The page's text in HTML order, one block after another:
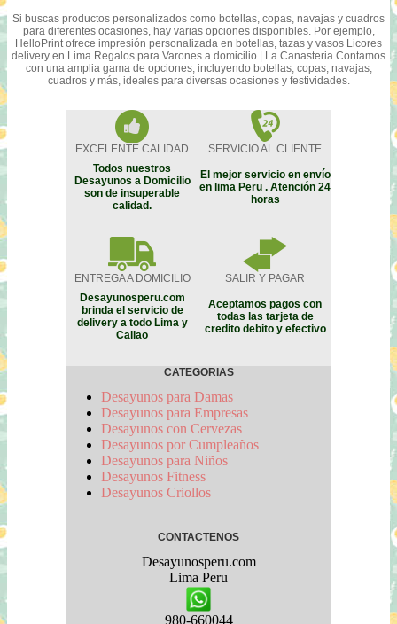
Si buscas productos personalizados como botellas, copas, navajas y cuadros
para diferentes ocasiones, hay varias opciones disponibles. Por ejemplo,
HelloPrint ofrece impresión personalizada en botellas, tazas y vasos Licores
delivery en Lima Regalos para Varones a domicilio | La Canasteria Contamos
con una amplia gama de opciones, incluyendo botellas, copas, navajas,
cuadros y más, ideales para diversas ocasiones y festividades.
EXCELENTE CALIDAD
SERVICIO AL CLIENTE
Todos nuestros
Desayunos a Domicilio
son de insuperable
calidad.
El mejor servicio en envío
en lima Peru . Atención 24
horas
ENTREGA A DOMICILIO
SALIR Y PAGAR
Desayunosperu.com
brinda el servicio de
delivery a todo Lima y
Callao
Aceptamos pagos con
todas las tarjeta de
credito debito y efectivo
CATEGORIAS
Desayunos para Damas
Desayunos para Empresas
Desayunos con Cervezas
Desayunos por Cumpleaños
Desayunos para Niños
Desayunos Fitness
Desayunos Criollos
CONTACTENOS
Desayunosperu.com
Lima Peru
980-660044